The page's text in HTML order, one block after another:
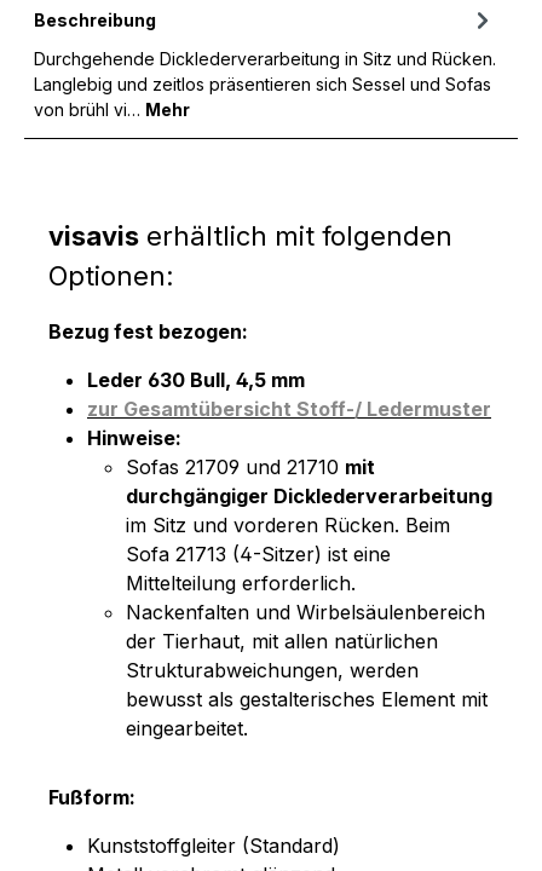
Beschreibung
Durchgehende Dicklederverarbeitung in Sitz und Rücken.
Langlebig und zeitlos präsentieren sich Sessel und Sofas
von brühl vi… Mehr
visavis erhältlich mit folgenden
Optionen:
Bezug fest bezogen:
Leder 630 Bull, 4,5 mm
zur Gesamtübersicht Stoff-/ Ledermuster
Hinweise:
Sofas 21709 und 21710 mit
durchgängiger Dicklederverarbeitung
im Sitz und vorderen Rücken. Beim
Sofa 21713 (4-Sitzer) ist eine
Mittelteilung erforderlich.
Nackenfalten und Wirbelsäulenbereich
der Tierhaut, mit allen natürlichen
Strukturabweichungen, werden
bewusst als gestalterisches Element mit
eingearbeitet.
Fußform:
Kunststoffgleiter (Standard)